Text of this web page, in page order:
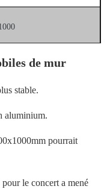
et démontez, poids léger
de mur
stable.
aluminium.
pourrait
le concert a mené